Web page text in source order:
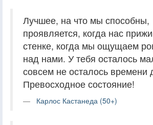
Лучшее, на что мы способны,
проявляется, когда нас
стенке, когда мы ощущаем
над нами. У тебя осталось
совсем не осталось времени
Превосходное состояние!
Карлос Кастанеда (50+)